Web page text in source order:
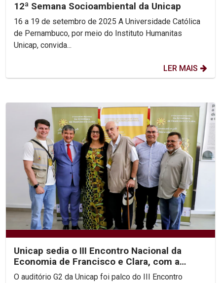
12ª Semana Socioambiental da Unicap
16 a 19 de setembro de 2025 A Universidade Católica
de Pernambuco, por meio do Instituto Humanitas
Unicap, convida...
LER MAIS
Unicap sedia o III Encontro Nacional da
Economia de Francisco e Clara, com a
participação do Pe....
O auditório G2 da Unicap foi palco do III Encontro